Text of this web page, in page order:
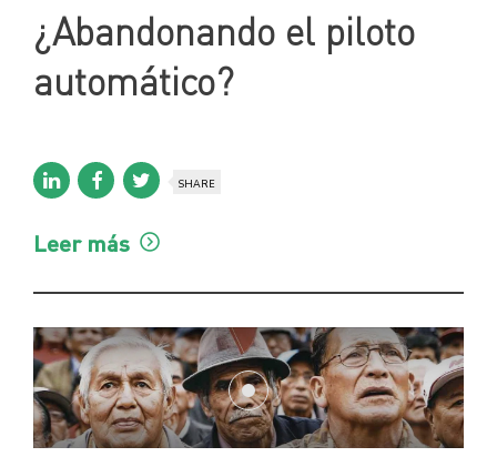
¿Abandonando el piloto
automático?
SHARE
Leer más